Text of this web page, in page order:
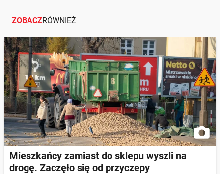
ZOBACZRÓWNIEŻ
Mieszkańcy zamiast do sklepu wyszli na
drogę. Zaczęło się od przyczepy